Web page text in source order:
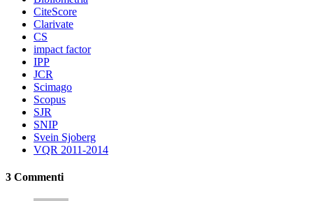
CiteScore
Clarivate
CS
impact factor
IPP
JCR
Scimago
Scopus
SJR
SNIP
Svein Sjoberg
VQR 2011-2014
3 Commenti